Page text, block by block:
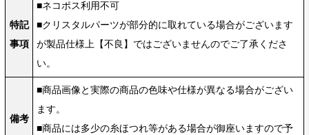
特記
事項
■ネコポス利用不可
■クリスタルパーツが部分的に取れている場合がございます
が製品仕様上【不良】ではございませんのでご了承くださ
い。
備考
■商品画像と実際の商品の色味や仕様が異なる場合がござい
ます。
■商品には多少の糸ほつれ等がある場合が御座いますので予